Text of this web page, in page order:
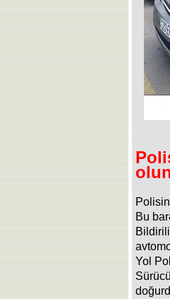
Bu
Yol